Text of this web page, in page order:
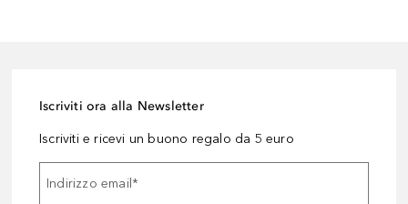
Iscriviti ora alla Newsletter
Iscriviti e ricevi un buono regalo da 5 euro
Indirizzo email*